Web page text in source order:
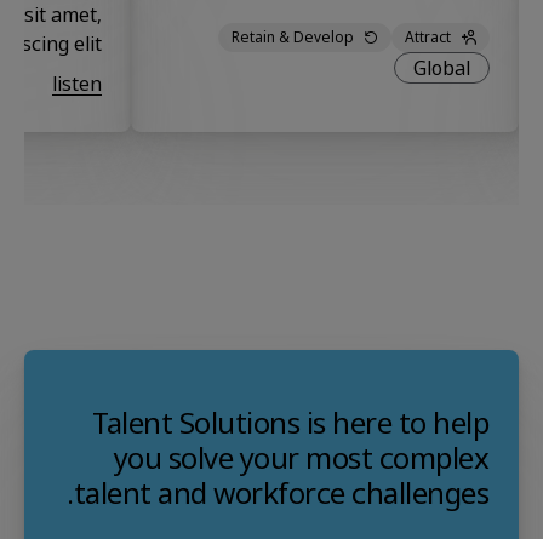
Faucibus tristique nec egestas odio
pulvinar integer. Semper viverra
eros, a nisl. Cursus integer purus.
Attract
Retain & Develop
Global
sit amet,
elit.
listen
Talent Solutions is here to help
you solve your most complex
talent and workforce challenges.